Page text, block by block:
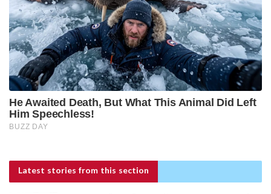
Latest stories from this section